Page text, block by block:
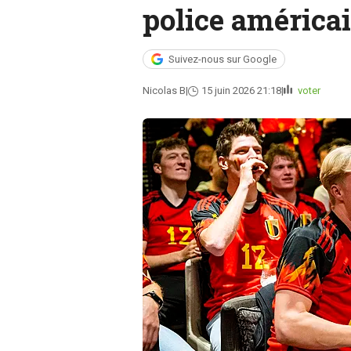
police
Suivez-nous sur Google
Nicolas B 15 juin 2026 21:18 voter